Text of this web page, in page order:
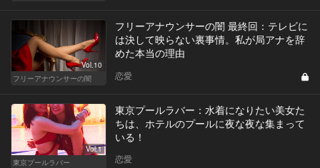
Vol.10
フリーアナウンサーの闇
フリーアナウンサーの闇 最終回：テレビに
は決して映らない裏事情。私が局アナを辞
めた本当の理由
恋愛
Vol.1
東京プールラバー
東京プールラバー：水着になりたい美女た
ちは、ホテルのプールに夜な夜な集まって
いる！
恋愛